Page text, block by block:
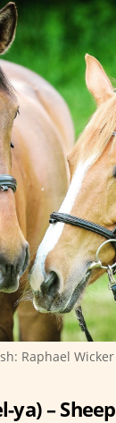
Raphael Wicker
ya) – Sheep